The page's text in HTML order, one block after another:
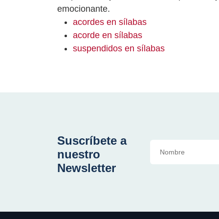
emocionante.
acordes en sílabas
acorde en sílabas
suspendidos en sílabas
Suscríbete a
nuestro
Newsletter